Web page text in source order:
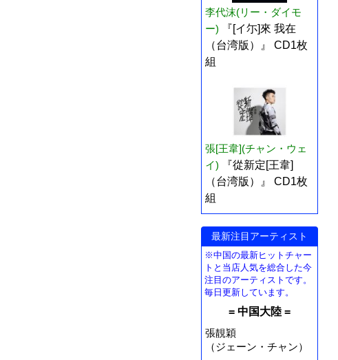
李代沫(リー・ダイモ
ー)
『[イ尓]來 我在
（台湾版）』 CD1枚
組
張[王韋](チャン・ウェ
イ)
『從新定[王韋]
（台湾版）』 CD1枚
組
最新注目アーティスト
※中国の最新ヒットチャー
トと当店人気を総合した今
注目のアーティストです。
毎日更新しています。
= 中国大陸 =
張靚穎
（ジェーン・チャン）